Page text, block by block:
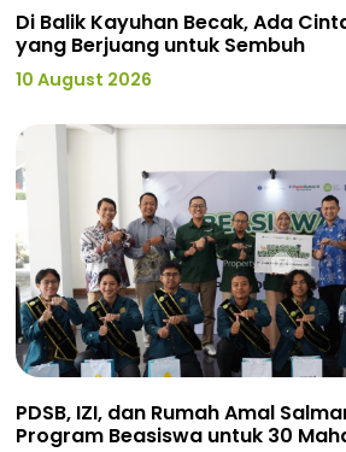
Di Balik Kayuhan Becak, Ada
yang Berjuang untuk Sembuh
10 August 2026
PDSB, IZI, dan Rumah Amal
Program Beasiswa untuk 30